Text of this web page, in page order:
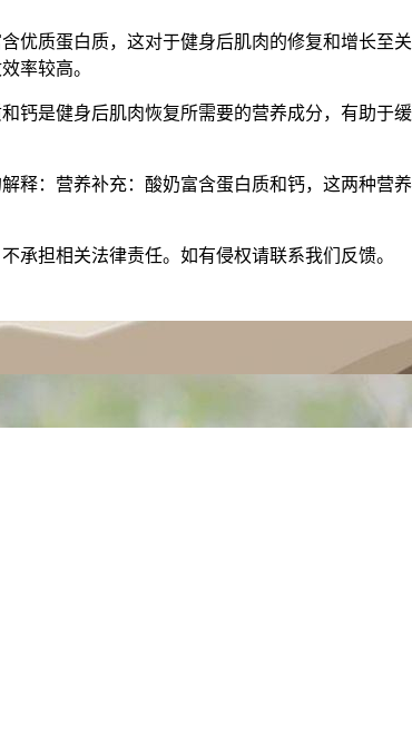
优质蛋白质，这对于健身后肌肉的修复和增长至
率较高。
钙是健身后肌肉恢复所需要的营养成分，有助于
释：营养补充：酸奶富含蛋白质和钙，这两种营
承担相关法律责任。如有侵权请联系我们反馈。